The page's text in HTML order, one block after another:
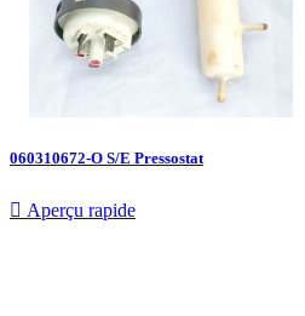
060310672-O S/E Pressostat
 Aperçu rapide